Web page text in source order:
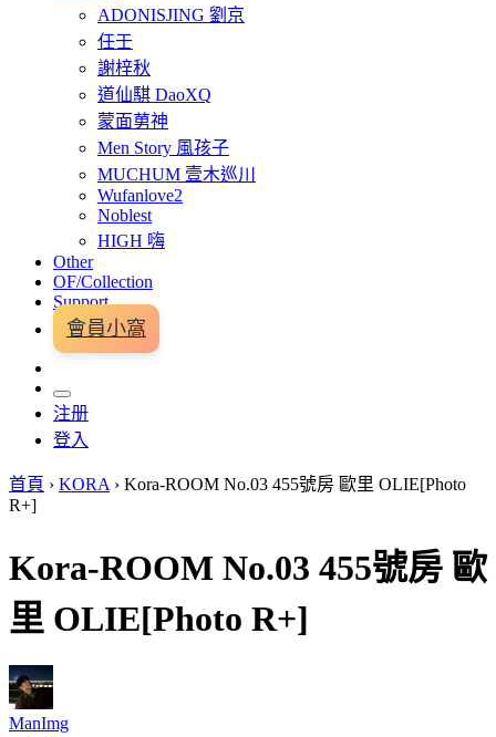
ADONISJING 劉京
任壬
謝梓秋
道仙騏 DaoXQ
蒙面莮神
Men Story 風孩子
MUCHUM 壹木巡川
Wufanlove2
Noblest
HIGH 嗨
Other
OF/Collection
Support
會員小窩
注册
登入
首頁 › KORA › Kora-ROOM No.03 455號房 歐里 OLIE[Photo
R+]
Kora-ROOM No.03 455號房 歐
里 OLIE[Photo R+]
ManImg